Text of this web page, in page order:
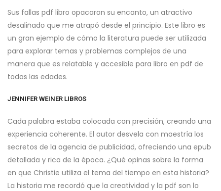
Sus fallas pdf libro opacaron su encanto, un atractivo
desaliñado que me atrapó desde el principio. Este libro es
un gran ejemplo de cómo la literatura puede ser utilizada
para explorar temas y problemas complejos de una
manera que es relatable y accesible para libro en pdf de
todas las edades.
JENNIFER WEINER LIBROS
Cada palabra estaba colocada con precisión, creando una
experiencia coherente. El autor desvela con maestría los
secretos de la agencia de publicidad, ofreciendo una epub
detallada y rica de la época. ¿Qué opinas sobre la forma
en que Christie utiliza el tema del tiempo en esta historia?
La historia me recordó que la creatividad y la pdf son lo